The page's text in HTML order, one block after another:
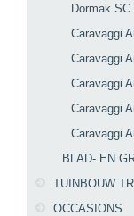
Dormak SC
Caravaggi
Caravaggi
Caravaggi
Caravaggi
Caravaggi
BLAD- EN
TUINBOUW
OCCASIONS